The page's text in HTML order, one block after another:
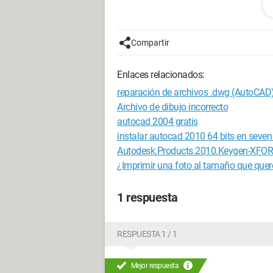
¿Alguien conoce la solución a este
Gracias de antemano.
Configuración: Windows Vista /
Compartir
Enlaces relacionados:
reparación de archivos .dwg
Archivo de dibujo incorrecto
autocad 2004 gratis
instalar autocad 2010 64 bits en
Autodesk.Products.2010.Keygen-
¿Imprimir una foto al tamaño que
1 respuesta
RESPUESTA 1 / 1
Mejor respuesta